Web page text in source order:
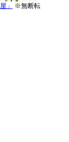
」
※無断転